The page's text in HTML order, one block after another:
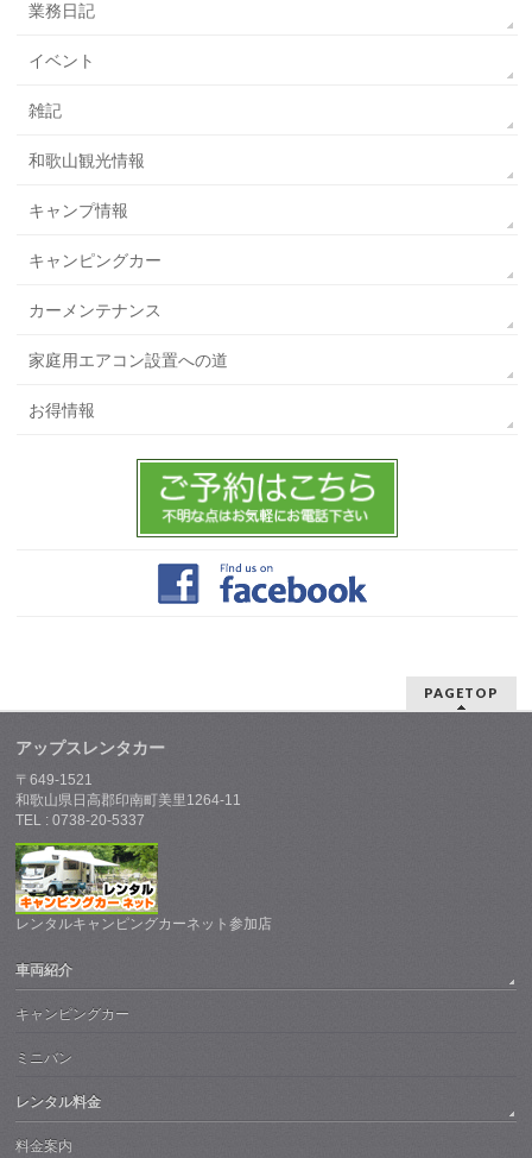
業務日記
イベント
雑記
和歌山観光情報
キャンプ情報
キャンピングカー
カーメンテナンス
家庭用エアコン設置への道
お得情報
PAGETOP
アップスレンタカー
〒649-1521
和歌山県日高郡印南町美里1264-11
TEL : 0738-20-5337
レンタルキャンピングカーネット参加店
車両紹介
キャンピングカー
ミニバン
レンタル料金
料金案内